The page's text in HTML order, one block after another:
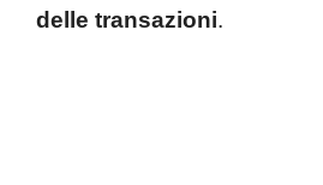
delle transazioni.